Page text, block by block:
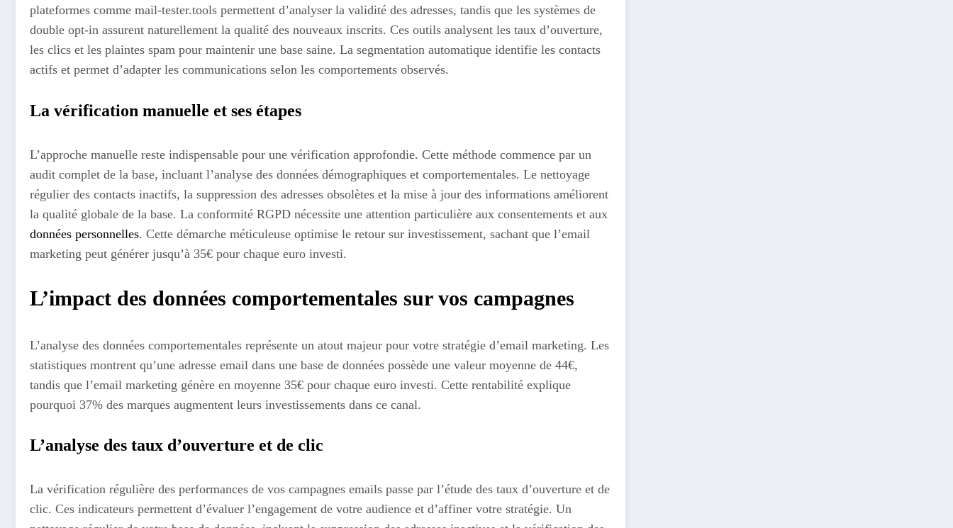
plateformes comme mail-tester.tools permettent d’analyser la validité des adresses, tandis que les systèmes de
double opt-in assurent naturellement la qualité des nouveaux inscrits. Ces outils analysent les taux d’ouverture,
les clics et les plaintes spam pour maintenir une base saine. La segmentation automatique identifie les contacts
actifs et permet d’adapter les communications selon les comportements observés.
La vérification manuelle et ses étapes
L’approche manuelle reste indispensable pour une vérification approfondie. Cette méthode commence par un
audit complet de la base, incluant l’analyse des données démographiques et comportementales. Le nettoyage
régulier des contacts inactifs, la suppression des adresses obsolètes et la mise à jour des informations améliorent
la qualité globale de la base. La conformité RGPD nécessite une attention particulière aux consentements et aux
données personnelles. Cette démarche méticuleuse optimise le retour sur investissement, sachant que l’email
marketing peut générer jusqu’à 35€ pour chaque euro investi.
L’impact des données comportementales sur vos campagnes
L’analyse des données comportementales représente un atout majeur pour votre stratégie d’email marketing. Les
statistiques montrent qu’une adresse email dans une base de données possède une valeur moyenne de 44€,
tandis que l’email marketing génère en moyenne 35€ pour chaque euro investi. Cette rentabilité explique
pourquoi 37% des marques augmentent leurs investissements dans ce canal.
L’analyse des taux d’ouverture et de clic
La vérification régulière des performances de vos campagnes emails passe par l’étude des taux d’ouverture et de
clic. Ces indicateurs permettent d’évaluer l’engagement de votre audience et d’affiner votre stratégie. Un